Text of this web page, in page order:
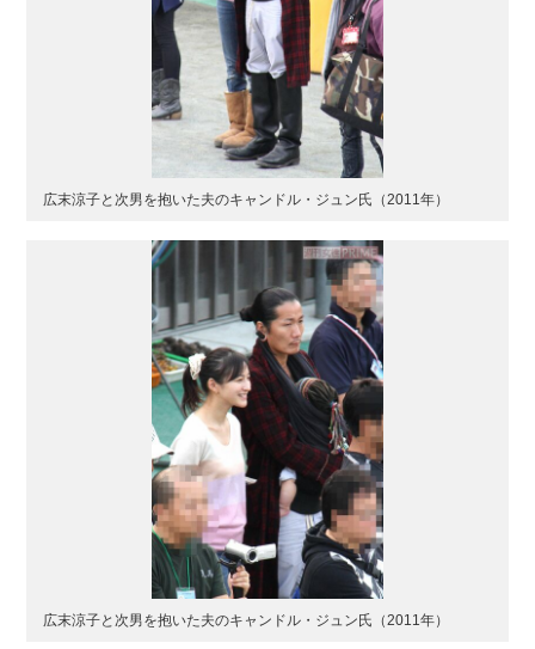
広末涼子と次男を抱いた夫のキャンドル・ジュン氏（2011年）
広末涼子と次男を抱いた夫のキャンドル・ジュン氏（2011年）